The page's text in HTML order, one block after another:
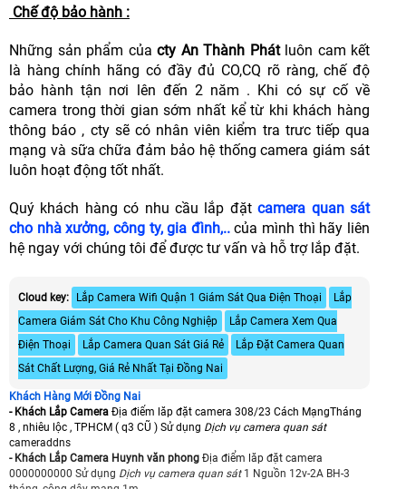
Chế độ bảo hành :
Những sản phẩm của cty An Thành Phátluôn cam kết
là hàng chính hãng có đầy đủ CO,CQ rõ ràng, chế độ
bảo hành tận nơi lên đến 2 năm . Khi có sự cố về
camera trong thời gian sớm nhất kể từ khi khách hàng
thông báo , cty sẽ có nhân viên kiểm tra trưc tiếp qua
mạng và sữa chữa đảm bảo hệ thống camera giám sát
luôn hoạt động tốt nhất.
Quý khách hàng có nhu cầu lắp đặt camera quan sát
cho nhà xưởng, công ty, gia đình,..của mình thì hãy liên
hệ ngay với chúng tôi để được tư vấn và hỗ trợ lắp đặt.
Cloud key: Lắp Camera Wifi Quận 1 Giám Sát Qua Điện Thoại
Lắp
Camera Giám Sát Cho Khu Công Nghiệp
Lắp Camera Xem Qua
Điện Thoại
Lắp Camera Quan Sát Giá Rẻ
Lắp Đặt Camera Quan
Sát Chất Lượng, Giá Rẻ Nhất Tại Đồng Nai
Khách Hàng Mới Đồng Nai
- Khách Lắp Camera Địa điểm lăp đặt camera 308/23 Cách MạngTháng
8 , nhiêu lộc , TPHCM ( q3 CŨ ) Sử dụng Dịch vụ camera quan sát
cameraddns
- Khách Lắp Camera Huynh văn phong Địa điểm lăp đặt camera
0000000000 Sử dụng Dịch vụ camera quan sát 1 Nguồn 12v-2A BH-3